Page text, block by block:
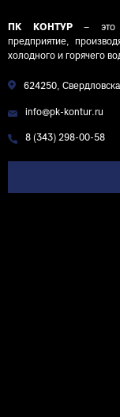
ПК КОНТУР– это
предприятие,
холодного и горячего
624250,
info@pk-kontur.ru
8 (343) 298-00-58